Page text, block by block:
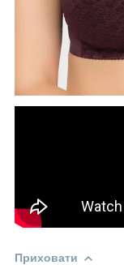
Приховати